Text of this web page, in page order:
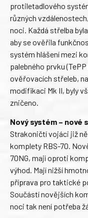
protiletadlového
různých
noci. Každá střelba
aby se ověřila
systém hlášení mezi
palebného prvku
ověřovacích střeleb,
modifikaci Mk II, byly
zničeno.
Nový systém – nové
Strakoničtí vojáci již
komplety RBS-70.
70NG, mají oproti
výhod. Mají nižší
příprava pro taktické
Součástí novějších
noci tak není potřeba